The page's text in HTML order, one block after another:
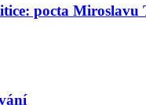
pocta Miroslavu